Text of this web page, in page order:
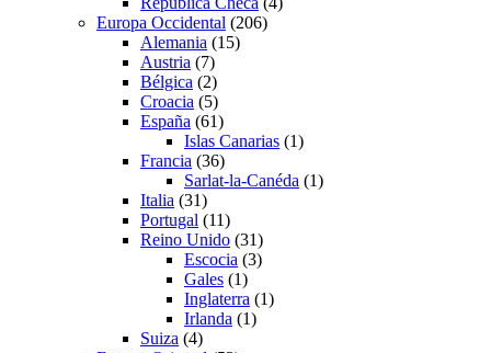
Europa Occidental (206)
Alemania (15)
Austria (7)
Bélgica (2)
Croacia (5)
España (61)
Islas Canarias (1)
Francia (36)
Sarlat-la-Canéda (1)
Italia (31)
Portugal (11)
Reino Unido (31)
Escocia (3)
Gales (1)
Inglaterra (1)
Irlanda (1)
Suiza (4)